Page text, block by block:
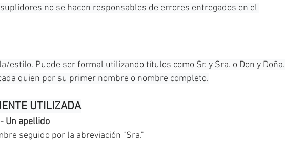
no se hacen responsables de errores entregados en el
estilo. Puede ser formal utilizando títulos como Sr. y Sra. o Don y Doña.
quien por su primer nombre o nombre completo.
UTILIZADA
Un apellido
seguido por la abreviación "Sra."